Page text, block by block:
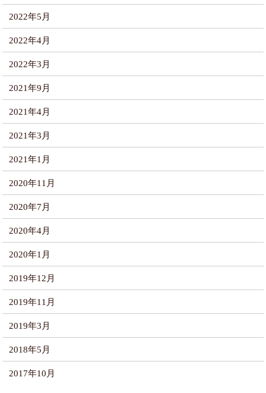
2022年5月
2022年4月
2022年3月
2021年9月
2021年4月
2021年3月
2021年1月
2020年11月
2020年7月
2020年4月
2020年1月
2019年12月
2019年11月
2019年3月
2018年5月
2017年10月